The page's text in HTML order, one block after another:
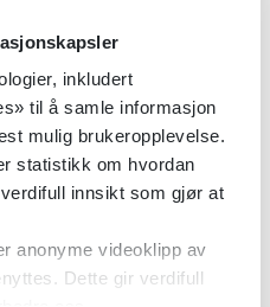
inkludert
til å samle informasjon
mulig brukeropplevelse.
statistikk om hvordan
innsikt som gjør at
anonyme videoklipp av
Dette gir verdifull
Senter for omsorgsforskning
svikt i
Senter for omsorgsforskning 2023